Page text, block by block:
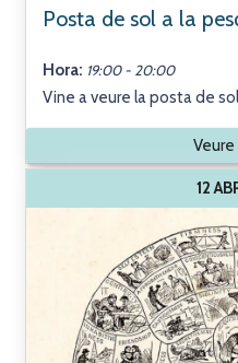
Posta de sol a la
Hora: 19:00 - 20:00
Vine a veure la posta de
12